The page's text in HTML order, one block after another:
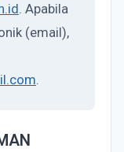
. Apabila
(email),
.